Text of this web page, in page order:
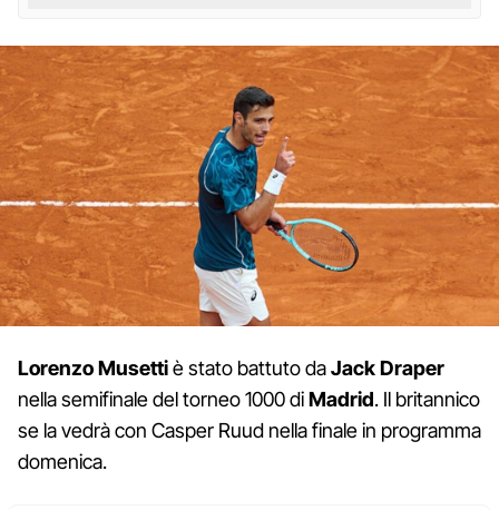
Lorenzo Musettiè stato battuto daJack Draper
nella semifinale del torneo 1000 diMadrid. Il britannico
se la vedrà con Casper Ruud nella finale in programma
domenica.